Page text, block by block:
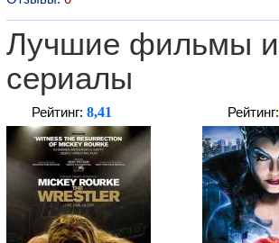
Лучшие фильмы и
сериалы
Рейтинг: 8,41 Рейтинг: